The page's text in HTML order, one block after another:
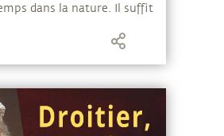
dans la nature. Il suffit
des insectes et de la